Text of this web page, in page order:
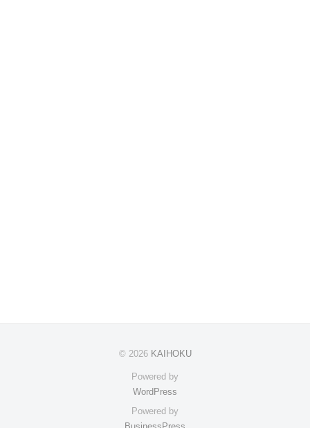
© 2026 KAIHOKU
Powered by
WordPress
Powered by